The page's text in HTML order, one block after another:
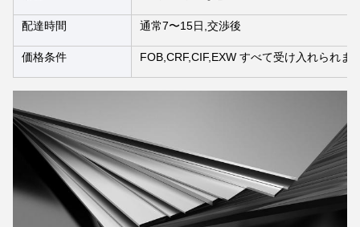
配達時間 通常7〜15日,交渉後
価格条件 FOB,CRF,CIF,EXW すべて受け入れられま